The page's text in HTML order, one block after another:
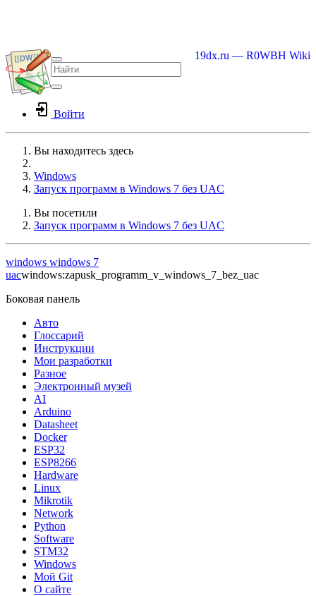
19dx.ru — R0WBH Wiki
Войти
Вы находитесь здесь
Windows
Запуск программ в Windows 7 без UAC
Вы посетили
Запуск программ в Windows 7 без UAC
windows windows 7
uacwindows:zapusk_programm_v_windows_7_bez_uac
Боковая панель
Авто
Глоссарий
Инструкции
Мои разработки
Разное
Электронный музей
AI
Arduino
Datasheet
Docker
ESP32
ESP8266
Hardware
Linux
Mikrotik
Network
Python
Software
STM32
Windows
Мой Git
О сайте